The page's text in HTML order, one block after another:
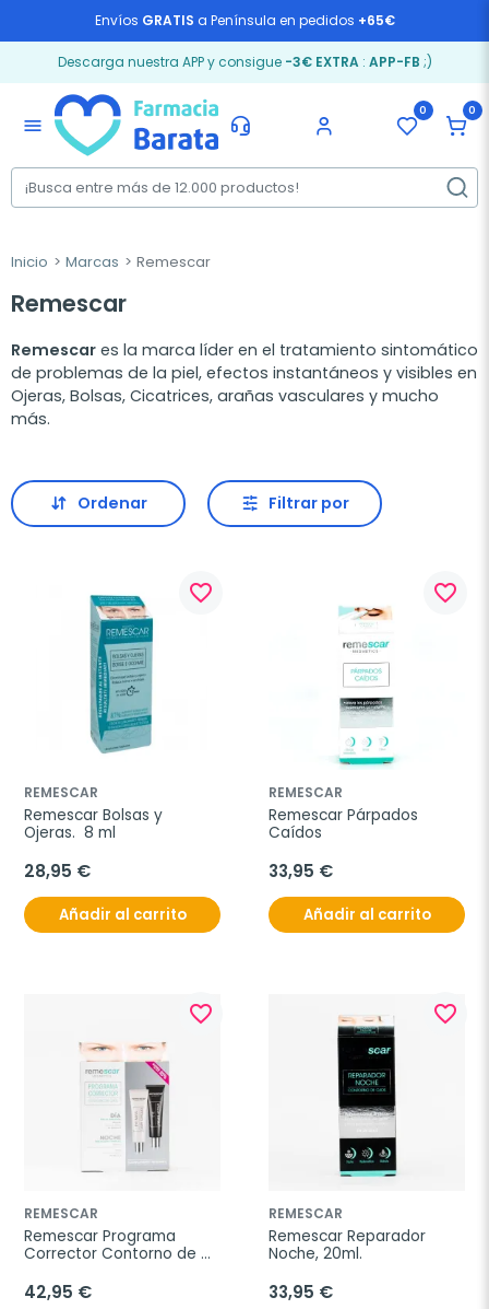
Envíos GRATIS a Península en pedidos +65€
Descarga nuestra APP y consigue -3€ EXTRA: APP-FB ;)
menu
0 0
Inicio Marcas Remescar
Remescar
Remescar es la marca líder en el tratamiento sintomático
de problemas de la piel, efectos instantáneos y visibles en
Ojeras, Bolsas, Cicatrices, arañas vasculares y mucho
más.
Ordenar Filtrar por
favorite_border
REMESCAR
Remescar Bolsas y
Ojeras.  8 ml
28,95 €
Añadir al carrito
favorite_border
REMESCAR
Remescar Párpados
Caídos
33,95 €
Añadir al carrito
favorite_border
REMESCAR
Remescar Programa
Corrector Contorno de
42,95 €
favorite_border
REMESCAR
Remescar Reparador
Noche, 20ml.
33,95 €